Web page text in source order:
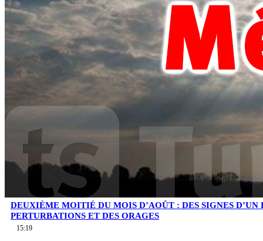
DEUXIÈME MOITIÉ DU MOIS D’AOÛT : DES SIGNES D’UN
PERTURBATIONS ET DES ORAGES
15:19